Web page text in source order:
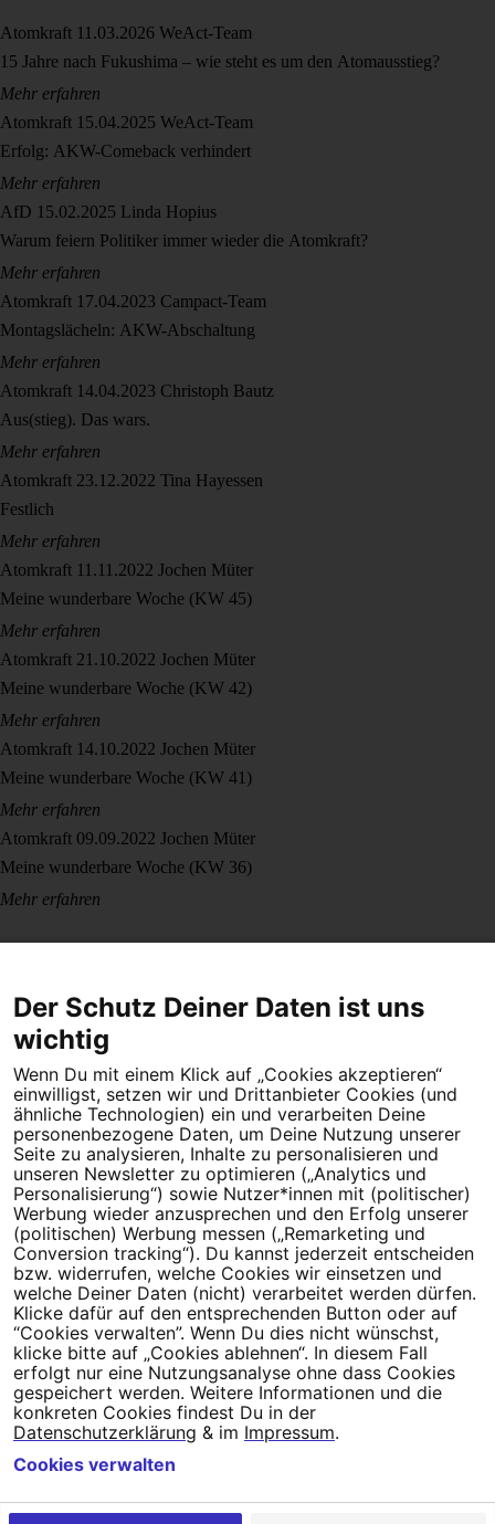
Atomkraft 11.03.2026 WeAct-Team
15 Jahre nach Fukushima – wie steht es um den Atomausstieg?
Mehr erfahren
Atomkraft 15.04.2025 WeAct-Team
Erfolg: AKW-Comeback verhindert
Mehr erfahren
AfD 15.02.2025 Linda Hopius
Warum feiern Politiker immer wieder die Atomkraft?
Mehr erfahren
Atomkraft 17.04.2023 Campact-Team
Montagslächeln: AKW-Abschaltung
Mehr erfahren
Atomkraft 14.04.2023 Christoph Bautz
Aus(stieg). Das wars.
Mehr erfahren
Atomkraft 23.12.2022 Tina Hayessen
Festlich
Mehr erfahren
Atomkraft 11.11.2022 Jochen Müter
Meine wunderbare Woche (KW 45)
Mehr erfahren
Atomkraft 21.10.2022 Jochen Müter
Meine wunderbare Woche (KW 42)
Mehr erfahren
Atomkraft 14.10.2022 Jochen Müter
Meine wunderbare Woche (KW 41)
Mehr erfahren
Atomkraft 09.09.2022 Jochen Müter
Meine wunderbare Woche (KW 36)
Mehr erfahren
Dein Engagement macht den Unterschied. Schließe Dich 4,5
Millionen Menschen an.
Newsletter bestellen
Campact e.V.
IBAN DE95 2‍5‍1‍2 0‍5‍1‍0 6‍9‍8‍0 0‍0‍0‍0 0‍0
SozialBank
Direkt online spenden
NewsletterHilfe und
FAQKontakt DatenschutzImpressumCookie Einstellungen
Der Schutz Deiner Daten ist uns
wichtig
Wenn Du mit einem Klick auf „Cookies akzeptieren“
einwilligst, setzen wir und Drittanbieter Cookies (und
ähnliche Technologien) ein und verarbeiten Deine
personenbezogene Daten, um Deine Nutzung unserer
Seite zu analysieren, Inhalte zu personalisieren und
unseren Newsletter zu optimieren („Analytics und
Personalisierung“) sowie Nutzer*innen mit (politischer)
Werbung wieder anzusprechen und den Erfolg unserer
(politischen) Werbung messen („Remarketing und
Conversion tracking“). Du kannst jederzeit entscheiden
bzw. widerrufen, welche Cookies wir einsetzen und
welche Deiner Daten (nicht) verarbeitet werden dürfen.
Klicke dafür auf den entsprechenden Button oder auf
“Cookies verwalten”. Wenn Du dies nicht wünschst,
klicke bitte auf „Cookies ablehnen“. In diesem Fall
erfolgt nur eine Nutzungsanalyse ohne dass Cookies
gespeichert werden. Weitere Informationen und die
konkreten Cookies findest Du in der
Datenschutzerklärung & im Impressum.
Cookies verwalten